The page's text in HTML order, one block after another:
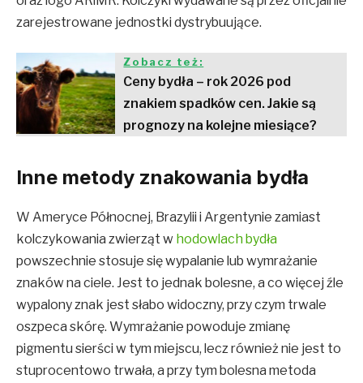
zarejestrowane jednostki dystrybuujące.
Zobacz też:
Ceny bydła – rok 2026 pod
znakiem spadków cen. Jakie są
prognozy na kolejne miesiące?
Inne metody znakowania bydła
W Ameryce Północnej, Brazylii i Argentynie zamiast
kolczykowania zwierząt w hodowlach bydła
powszechnie stosuje się wypalanie lub wymrażanie
znaków na ciele. Jest to jednak bolesne, a co więcej źle
wypalony znak jest słabo widoczny, przy czym trwale
oszpeca skórę. Wymrażanie powoduje zmianę
pigmentu sierści w tym miejscu, lecz również nie jest to
stuprocentowo trwała, a przy tym bolesna metoda